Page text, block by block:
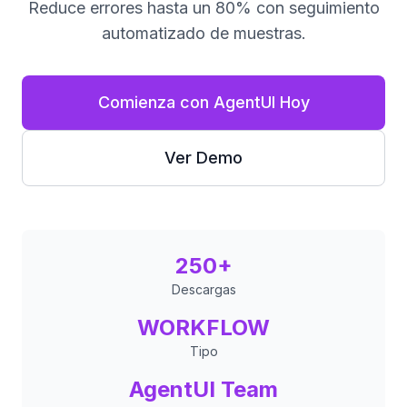
Reduce errores hasta un 80% con seguimiento
automatizado de muestras.
Comienza con AgentUI Hoy
Ver Demo
250+
Descargas
WORKFLOW
Tipo
AgentUI Team